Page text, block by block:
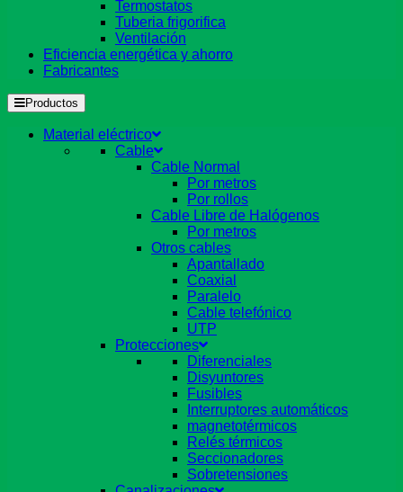
Termostatos
Tuberia frigorifica
Ventilación
Eficiencia energética y ahorro
Fabricantes
Productos
Material eléctrico
Cable
Cable Normal
Por metros
Por rollos
Cable Libre de Halógenos
Por metros
Otros cables
Apantallado
Coaxial
Paralelo
Cable telefónico
UTP
Protecciones
Diferenciales
Disyuntores
Fusibles
Interruptores automáticos
magnetotérmicos
Relés térmicos
Seccionadores
Sobretensiones